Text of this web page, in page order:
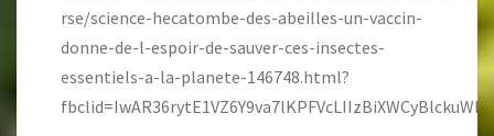
rse/science-hecatombe-des-abeilles-un-vaccin-
donne-de-l-espoir-de-sauver-ces-insectes-
essentiels-a-la-planete-146748.html?